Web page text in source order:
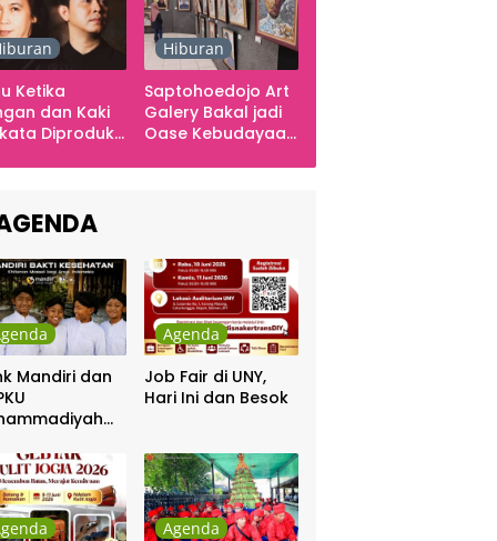
Ketika
dan Kaki
Diproduksi
Khan
Hiburan
Saptohoedojo Art
Galery Bakal jadi
Oase Kebudayaan
Mandiri dan
Agenda
Job Fair di UNY,
Hari Ini dan Besok
Agenda